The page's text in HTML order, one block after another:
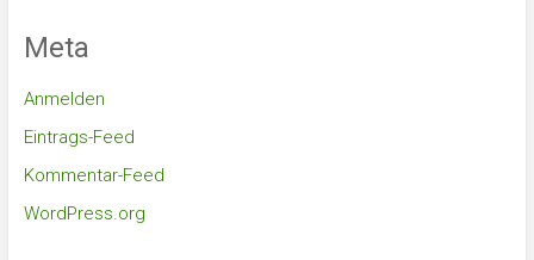
Meta
Anmelden
Eintrags-Feed
Kommentar-Feed
WordPress.org